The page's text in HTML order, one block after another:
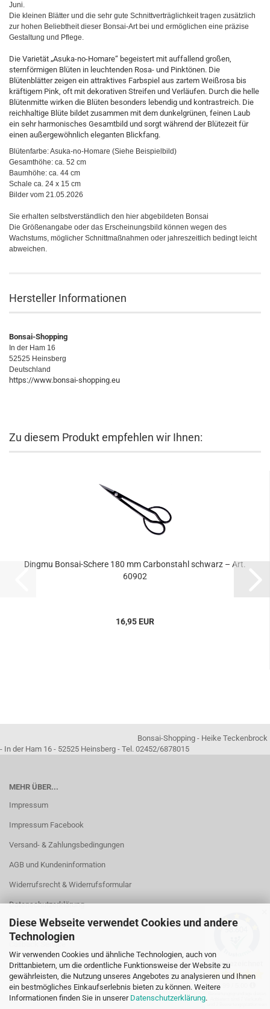
Diese Webseite verwendet Cookies und andere
Technologien
Wir verwenden Cookies und ähnliche Technologien, auch von
Drittanbietern, um die ordentliche Funktionsweise der Website zu
gewährleisten, die Nutzung unseres Angebotes zu analysieren und Ihnen
ein bestmögliches Einkaufserlebnis bieten zu können. Weitere
Informationen finden Sie in unserer Datenschutzerklärung.
Juni.
Die kleinen Blätter und die sehr gute Schnittverträglichkeit tragen zusätzlich
zur hohen Beliebtheit dieser Bonsai-Art bei und ermöglichen eine präzise
Gestaltung und Pflege.
Die Varietät „Asuka-no-Homare“ begeistert mit auffallend großen,
sternförmigen Blüten in leuchtenden Rosa- und Pinktönen. Die
Blütenblätter zeigen ein attraktives Farbspiel aus zartem Weißrosa bis
kräftigem Pink, oft mit dekorativen Streifen und Verläufen. Durch die helle
Blütenmitte wirken die Blüten besonders lebendig und kontrastreich. Die
reichhaltige Blüte bildet zusammen mit dem dunkelgrünen, feinen Laub
ein sehr harmonisches Gesamtbild und sorgt während der Blütezeit für
einen außergewöhnlich eleganten Blickfang.
Blütenfarbe: Asuka-no-Homare (Siehe Beispielbild)
Gesamthöhe: ca. 52 cm
Baumhöhe: ca. 44 cm
Schale ca. 24 x 15 cm
Bilder vom 21.05.2026
Sie erhalten selbstverständlich den hier abgebildeten Bonsai
Die Größenangabe oder das Erscheinungsbild können wegen des
Wachstums, möglicher Schnittmaßnahmen oder jahreszeitlich bedingt leicht
abweichen.
Hersteller Informationen
Bonsai-Shopping
In der Ham 16
52525 Heinsberg
Deutschland
https://www.bonsai-shopping.eu
Zu diesem Produkt empfehlen wir Ihnen:
Dingmu Bonsai-Schere 180 mm Carbonstahl schwarz – Art.
60902
16,95 EUR
Bonsai-Shopping - Heike Teckenbrock
- In der Ham 16 - 52525 Heinsberg - Tel. 02452/6878015
MEHR ÜBER...
Impressum
Impressum Facebook
Versand- & Zahlungsbedingungen
AGB und Kundeninformation
Widerrufsrecht & Widerrufsformular
Datenschutzerklärung
Kontakt
Callback Service
Öffnungszeiten
Cookie Einstellungen